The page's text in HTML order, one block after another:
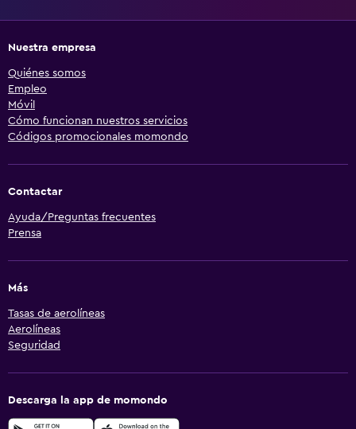
Nuestra empresa
Quiénes somos
Empleo
Móvil
Cómo funcionan nuestros servicios
Códigos promocionales momondo
Contactar
Ayuda/Preguntas frecuentes
Prensa
Más
Tasas de aerolíneas
Aerolíneas
Seguridad
Descarga la app de momondo